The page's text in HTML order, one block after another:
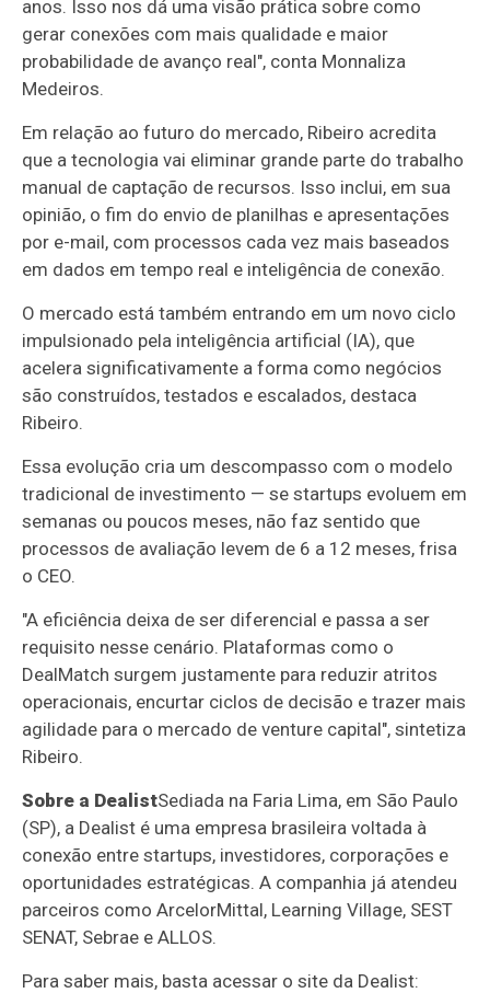
anos. Isso nos dá uma visão prática sobre como
gerar conexões com mais qualidade e maior
probabilidade de avanço real", conta Monnaliza
Medeiros.
Em relação ao futuro do mercado, Ribeiro acredita
que a tecnologia vai eliminar grande parte do trabalho
manual de captação de recursos. Isso inclui, em sua
opinião, o fim do envio de planilhas e apresentações
por e-mail, com processos cada vez mais baseados
em dados em tempo real e inteligência de conexão.
O mercado está também entrando em um novo ciclo
impulsionado pela inteligência artificial (IA), que
acelera significativamente a forma como negócios
são construídos, testados e escalados, destaca
Ribeiro.
Essa evolução cria um descompasso com o modelo
tradicional de investimento — se startups evoluem em
semanas ou poucos meses, não faz sentido que
processos de avaliação levem de 6 a 12 meses, frisa
o CEO.
"A eficiência deixa de ser diferencial e passa a ser
requisito nesse cenário. Plataformas como o
DealMatch surgem justamente para reduzir atritos
operacionais, encurtar ciclos de decisão e trazer mais
agilidade para o mercado de venture capital", sintetiza
Ribeiro.
Sobre a DealistSediada na Faria Lima, em São Paulo
(SP), a Dealist é uma empresa brasileira voltada à
conexão entre startups, investidores, corporações e
oportunidades estratégicas. A companhia já atendeu
parceiros como ArcelorMittal, Learning Village, SEST
SENAT, Sebrae e ALLOS.
Para saber mais, basta acessar o site da Dealist: